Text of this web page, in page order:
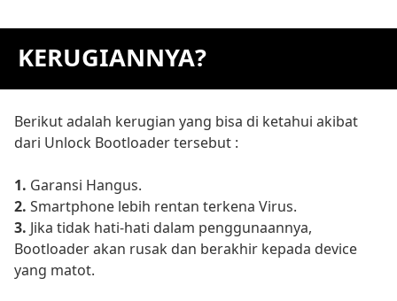
KERUGIANNYA?
Berikut adalah kerugian yang bisa di ketahui akibat
dari Unlock Bootloader tersebut :
1. Garansi Hangus.
2. Smartphone lebih rentan terkena Virus.
3. Jika tidak hati-hati dalam penggunaannya,
Bootloader akan rusak dan berakhir kepada device
yang matot.